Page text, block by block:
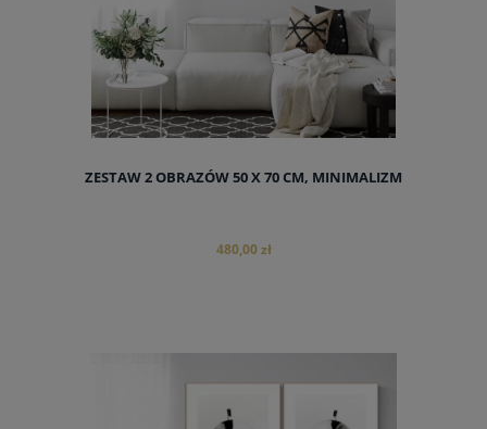
ZESTAW 2 OBRAZÓW 50 X 70 CM, MINIMALIZM
480,00 zł